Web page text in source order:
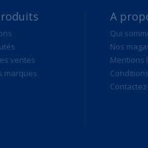
ventes
marques
A
Qui
Nos
Mentions